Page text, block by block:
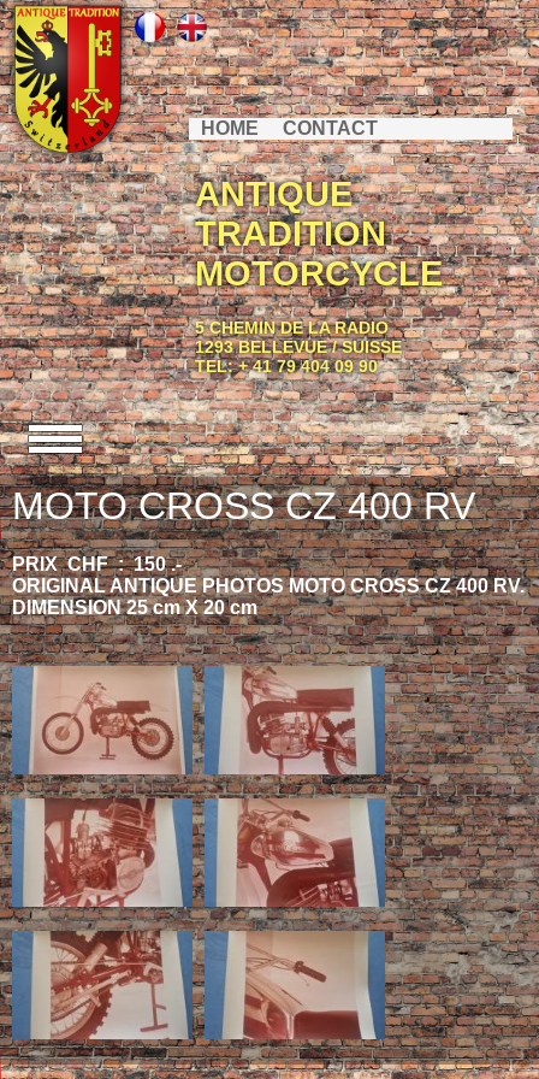
HOME CONTACT
ANTIQUE
TRADITION
MOTORCYCLE
5 CHEMIN DE LA RADIO
1293 BELLEVUE / SUISSE
TEL: + 41 79 404 09 90
MOTO CROSS CZ 400 RV
PRIX CHF : 150 .-
ORIGINAL ANTIQUE PHOTOS MOTO CROSS CZ 400 RV.
DIMENSION 25 cm X 20 cm